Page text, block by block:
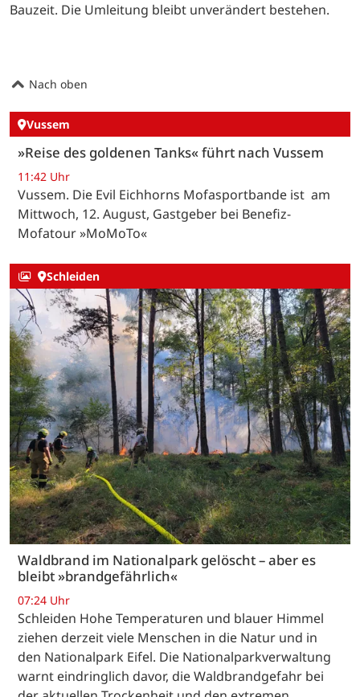
Bauzeit. Die Umleitung bleibt unverändert bestehen.
Nach oben
Vussem
»Reise des goldenen Tanks« führt nach Vussem
11:42 Uhr
Vussem. Die Evil Eichhorns Mofasportbande ist am
Mittwoch, 12. August, Gastgeber bei Benefiz-
Mofatour »MoMoTo«
Schleiden
Waldbrand im Nationalpark gelöscht – aber es
bleibt »brandgefährlich«
07:24 Uhr
Schleiden Hohe Temperaturen und blauer Himmel
ziehen derzeit viele Menschen in die Natur und in
den Nationalpark Eifel. Die Nationalparkverwaltung
warnt eindringlich davor, die Waldbrandgefahr bei